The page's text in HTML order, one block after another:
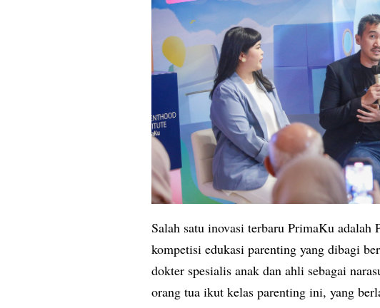
Salah satu inovasi terbaru PrimaKu adalah
kompetisi edukasi parenting yang dibagi
dokter spesialis anak dan ahli sebagai
orang tua ikut kelas parenting ini, yang